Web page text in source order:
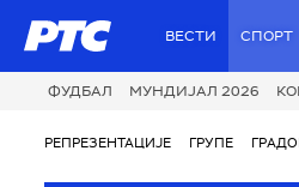
РТС ВЕСТИ СПОРТ
ФУДБАЛ МУНДИЈАЛ 2026
РЕПРЕЗЕНТАЦИЈЕ ГРУПЕ